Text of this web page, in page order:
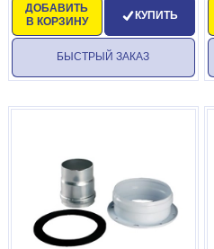
ДОБАВИТЬ
В КОРЗИНУ
КУПИТЬ
БЫСТРЫЙ ЗАКАЗ